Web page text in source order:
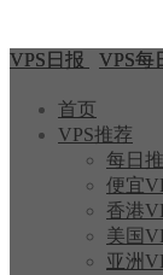
VPS日报 VPS每
首页
VPS推荐
每日
便宜
香港
美国
亚洲